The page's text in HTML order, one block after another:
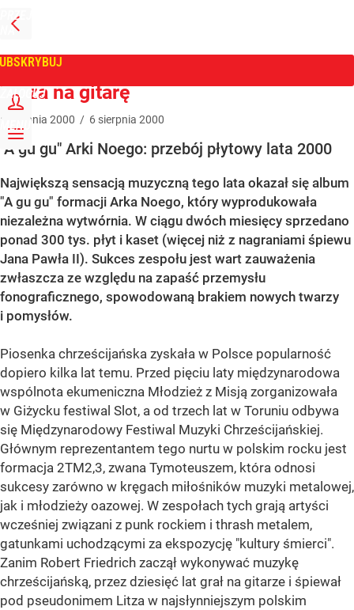
PRZEJDŹ
NA
GŁÓWNĄ
ZALOGUJ
MENU
Tygodnik Wprost
Msza na gitarę
6 sierpnia 2000 / 6 sierpnia 2000
"A gu gu" Arki Noego: przebój płytowy lata 2000
Największą sensacją muzyczną tego lata okazał się album
"A gu gu" formacji Arka Noego, który wyprodukowała
niezależna wytwórnia. W ciągu dwóch miesięcy sprzedano
ponad 300 tys. płyt i kaset (więcej niż z nagraniami śpiewu
Jana Pawła II). Sukces zespołu jest wart zauważenia
zwłaszcza ze względu na zapaść przemysłu
fonograficznego, spowodowaną brakiem nowych twarzy
i pomysłów.
Piosenka chrześcijańska zyskała w Polsce popularność
dopiero kilka lat temu. Przed pięciu laty międzynarodowa
wspólnota ekumeniczna Młodzież z Misją zorganizowała
w Giżycku festiwal Slot, a od trzech lat w Toruniu odbywa
się Międzynarodowy Festiwal Muzyki Chrześcijańskiej.
Głównym reprezentantem tego nurtu w polskim rocku jest
formacja 2TM2,3, zwana Tymoteuszem, która odnosi
sukcesy zarówno w kręgach miłośników muzyki metalowej,
jak i młodzieży oazowej. W zespołach tych grają artyści
wcześniej związani z punk rockiem i thrash metalem,
gatunkami uchodzącymi za ekspozycję "kultury śmierci".
Zanim Robert Friedrich zaczął wykonywać muzykę
chrześcijańską, przez dziesięć lat grał na gitarze i śpiewał
pod pseudonimem Litza w najsłynniejszym polskim